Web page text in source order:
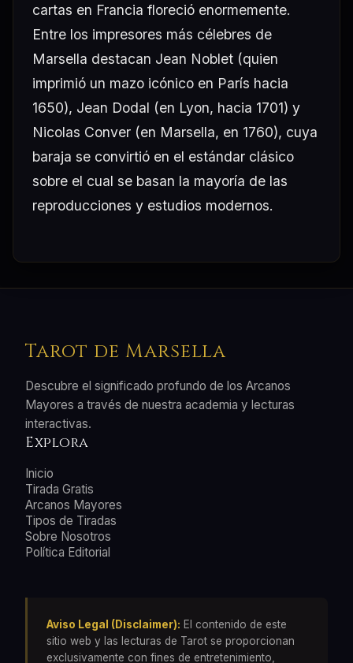
cartas en Francia floreció enormemente.
Entre los impresores más célebres de
Marsella destacan Jean Noblet (quien
imprimió un mazo icónico en París hacia
1650), Jean Dodal (en Lyon, hacia 1701) y
Nicolas Conver (en Marsella, en 1760), cuya
baraja se convirtió en el estándar clásico
sobre el cual se basan la mayoría de las
reproducciones y estudios modernos.
Tarot de Marsella
Descubre el significado profundo de los Arcanos
Mayores a través de nuestra academia y lecturas
interactivas.
Explora
Inicio
Tirada Gratis
Arcanos Mayores
Tipos de Tiradas
Sobre Nosotros
Política Editorial
Aviso Legal (Disclaimer): El contenido de este
sitio web y las lecturas de Tarot se proporcionan
exclusivamente con fines de entretenimiento,